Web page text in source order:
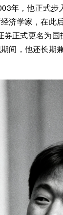
年，他正式
济学家，在此
正式更名为
间，他还长期